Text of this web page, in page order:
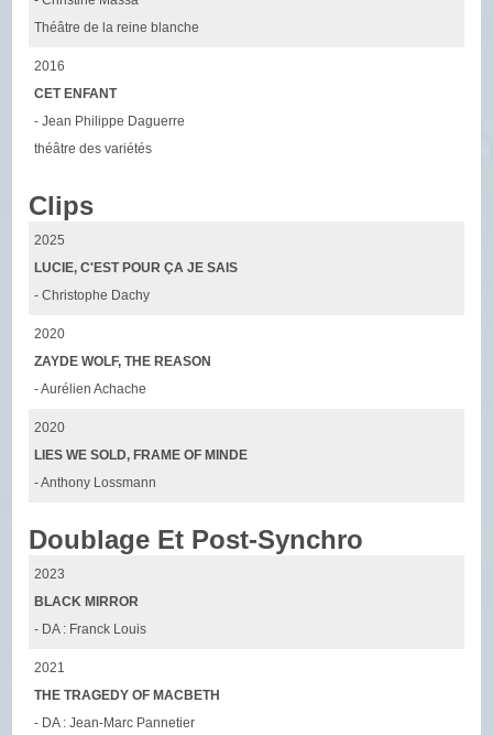
Théâtre de la reine blanche
2016
CET ENFANT
- Jean Philippe Daguerre
théâtre des variétés
Clips
2025
LUCIE, C'EST POUR ÇA JE SAIS
- Christophe Dachy
2020
ZAYDE WOLF, THE REASON
- Aurélien Achache
2020
LIES WE SOLD, FRAME OF MINDE
- Anthony Lossmann
Doublage Et Post-Synchro
2023
BLACK MIRROR
- DA : Franck Louis
2021
THE TRAGEDY OF MACBETH
- DA : Jean-Marc Pannetier